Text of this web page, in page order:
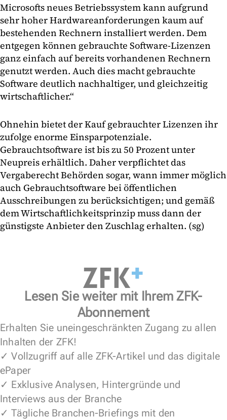
Microsofts neues Betriebssystem kann aufgrund
sehr hoher Hardwareanforderungen kaum auf
bestehenden Rechnern installiert werden. Dem
entgegen können gebrauchte Software-Lizenzen
ganz einfach auf bereits vorhandenen Rechnern
genutzt werden. Auch dies macht gebrauchte
Software deutlich nachhaltiger, und gleichzeitig
wirtschaftlicher.“
Ohnehin bietet der Kauf gebrauchter Lizenzen ihr
zufolge enorme Einsparpotenziale.
Gebrauchtsoftware ist bis zu 50 Prozent unter
Neupreis erhältlich. Daher verpflichtet das
Vergaberecht Behörden sogar, wann immer möglich
auch Gebrauchtsoftware bei öffentlichen
Ausschreibungen zu berücksichtigen; und gemäß
dem Wirtschaftlichkeitsprinzip muss dann der
günstigste Anbieter den Zuschlag erhalten. (sg)
Lesen Sie weiter mit Ihrem ZFK-
Abonnement
Erhalten Sie uneingeschränkten Zugang zu allen
Inhalten der ZFK!
✓ Vollzugriff auf alle ZFK-Artikel und das digitale
ePaper
✓ Exklusive Analysen, Hintergründe und
Interviews aus der Branche
✓ Tägliche Branchen-Briefings mit den